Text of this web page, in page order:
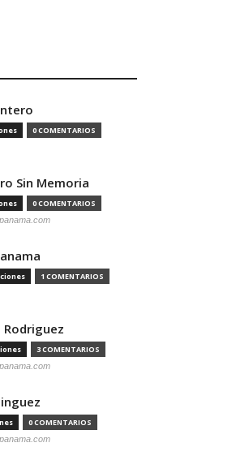
0 COMENTARIOS
Sin Memoria
0 COMENTARIOS
1 COMENTARIOS
Rodriguez
3 COMENTARIOS
0 COMENTARIOS